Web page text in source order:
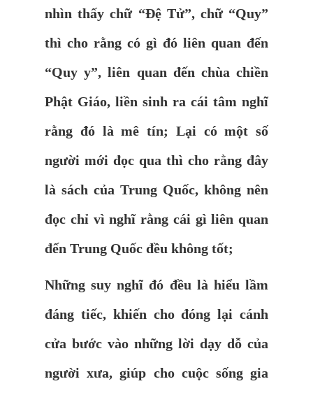
nhìn thấy chữ “Đệ Tử”, chữ “Quy”
thì cho rằng có gì đó liên quan đến
“Quy y”, liên quan đến chùa chiền
Phật Giáo, liền sinh ra cái tâm nghĩ
rằng đó là mê tín; Lại có một số
người mới đọc qua thì cho rằng đây
là sách của Trung Quốc, không nên
đọc chỉ vì nghĩ rằng cái gì liên quan
đến Trung Quốc đều không tốt;
Những suy nghĩ đó đều là hiểu lầm
đáng tiếc, khiến cho đóng lại cánh
cửa bước vào những lời dạy dỗ của
người xưa, giúp cho cuộc sống gia